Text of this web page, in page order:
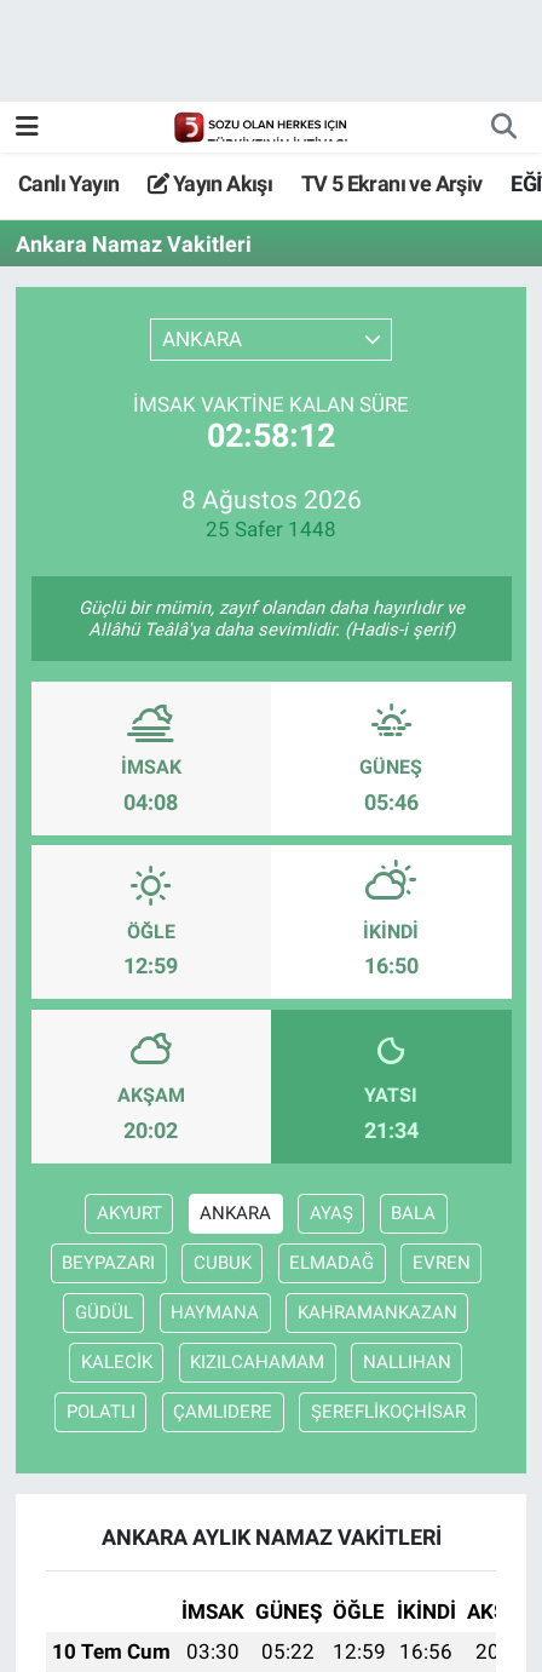
Canlı Yayın Yayın Akışı TV 5 Ekranı ve Arşiv
Ankara Namaz Vakitleri
ANKARA
İMSAK VAKTİNE KALAN SÜRE
02:58:12
8 Ağustos 2026
25 Safer 1448
Güçlü bir mümin, zayıf olandan daha hayırlıdır ve
Allâhü Teâlâ'ya daha sevimlidir. (Hadis-i şerif)
İMSAK
04:08
GÜNEŞ
05:46
ÖĞLE
12:59
İKINDI
16:50
AKŞAM
20:02
YATSI
21:34
AKYURT ANKARA AYAŞ BALA
BEYPAZARI CUBUK ELMADAĞ EVREN
GÜDÜL HAYMANA KAHRAMANKAZAN
KALECİK KIZILCAHAMAM NALLIHAN
POLATLI ÇAMLIDERE ŞEREFLİKOÇHİSAR
ANKARA AYLIK NAMAZ VAKITLERI
İMSAK GÜNEŞ ÖĞLE İKINDI AKŞAM
10 Tem Cum
03:30 05:22 12:59 16:56
20:26
TV 5 Ekranı ve Arşiv